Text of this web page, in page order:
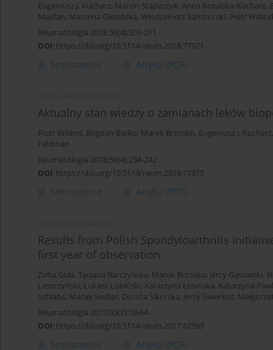
Eugeniusz J. Kucharz, Marcin Stajszczyk, Anna Kotulska-Kucharz,
Majdan, Marzena Olesińska, Włodzimierz Samborski, Piotr Wiland
Reumatologia 2018;56(4):203-211
DOI: https://doi.org/10.5114/reum.2018.77971
Streszczenie Artykuł (PDF)
Aktualny stan wiedzy o zamianach leków
Piotr Wiland, Bogdan Batko, Marek Brzosko, Eugeniusz J. Kucharz,
Feldman
Reumatologia 2018;56(4):234-242
DOI: https://doi.org/10.5114/reum.2018.77975
Streszczenie Artykuł (PDF)
Results from Polish Spondyloarthritis
first year of observation.
Zofia Guła, Tacjana Barczyńska, Marek Brzosko, Jerzy Gąsowski,
Leszczyński, Łukasz Lubiński, Katarzyna Łosińska, Katarzyna
Schlabs, Maciej Siedlar, Dorota Sikorska, Jerzy Świerkot,
Reumatologia 2017;55(2):59-64
DOI: https://doi.org/10.5114/reum.2017.67599
Streszczenie Artykuł (PDF)